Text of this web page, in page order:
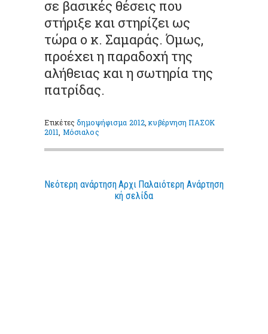
σε βασικές θέσεις που
στήριξε και στηρίζει ως
τώρα ο κ. Σαμαράς. Όμως,
προέχει η παραδοχή της
αλήθειας και η σωτηρία της
πατρίδας.
Ετικέτεςδημοψήφισμα 2012 ,κυβέρνηση ΠΑΣΟΚ
2011 Μόσιαλος
Νεότερη ανάρτηση Παλαιότερη Ανάρτηση
Αρχι
κή σελίδα